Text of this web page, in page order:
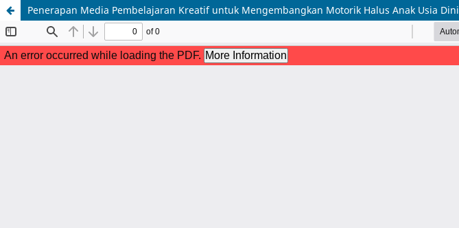
Penerapan Media Pembelajaran Kreatif untuk Mengembangkan Motorik Halus Anak Usia Dini